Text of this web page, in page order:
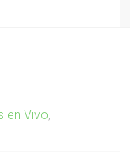
en Vivo,